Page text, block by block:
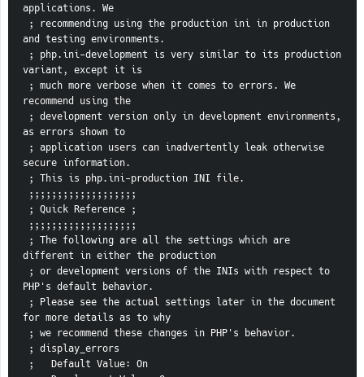
applications. We
and testing environments.
variant, except it is
recommend using the
as errors shown to
secure information.
; This is php.ini-production INI file.
;;;;;;;;;;;;;;;;;;;
; Quick Reference ;
;;;;;;;;;;;;;;;;;;;
different in either the production
PHP's default behavior.
for more details as to why
; we recommend these changes in PHP's behavior.
; display_errors
;   Default Value: On